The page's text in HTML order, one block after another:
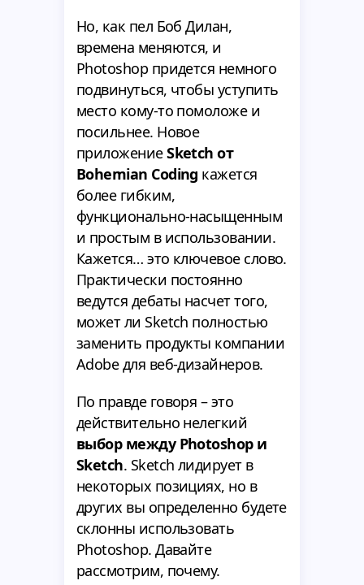
Но, как пел Боб Дилан,
времена меняются, и
Photoshop придется немного
подвинуться, чтобы уступить
место кому-то помоложе и
посильнее. Новое
приложениеSketch от
Bohemian Coding кажется
более гибким,
функционально-насыщенным
и простым в использовании.
Кажется… это ключевое слово.
Практически постоянно
ведутся дебаты насчет того,
может ли Sketch полностью
заменить продукты компании
Adobe для веб-дизайнеров.
По правде говоря – это
действительно нелегкий
выбор между Photoshop и
Sketch. Sketch лидирует в
некоторых позициях, но в
других вы определенно будете
склонны использовать
Photoshop. Давайте
рассмотрим, почему.